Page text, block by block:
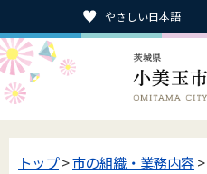
やさしい日本語
トップ>市の組織・業務内容>